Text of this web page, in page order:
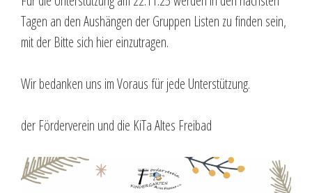
Tagen an den Aushängen der Gruppen Listen zu finden sein,
mit der Bitte sich hier einzutragen.
Wir bedanken uns im Voraus für jede Unterstützung.
der Förderverein und die KiTa Altes Freibad